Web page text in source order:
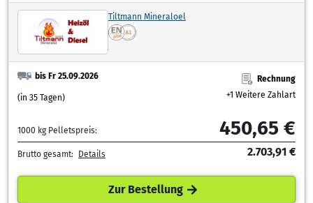
Tiltmann Mineraloel
bis Fr 25.09.2026
(in 35 Tagen)
Rechnung
+1 Weitere Zahlart
1000 kg Pelletspreis: 450,65 €
Brutto gesamt: Details 2.703,91 €
Zur Bestellung